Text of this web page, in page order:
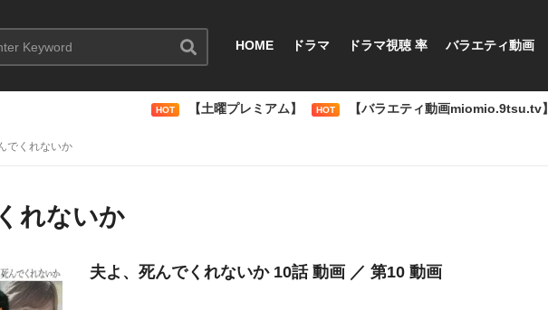
HOME ドラマ ドラマ視聴 率 バラエティ動画
HOT 【土曜プレミアム】 HOT 【バラエティ動画miomio.9tsu.tv】
でくれないか
れないか
夫よ、死んでくれないか 10話 動画 ／ 第10 動画